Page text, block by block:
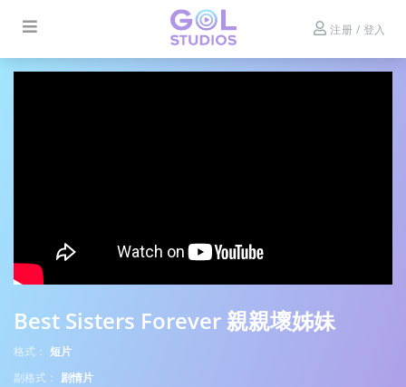
注册 / 登入
Best Sisters Forever 親親壞姊妹
格式： 短片
副格式： 剧情片